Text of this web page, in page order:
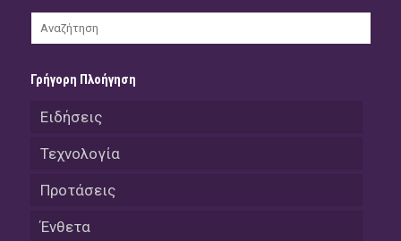
Γρήγορη Πλοήγηση
Ειδήσεις
Τεχνολογία
Προτάσεις
Ένθετα